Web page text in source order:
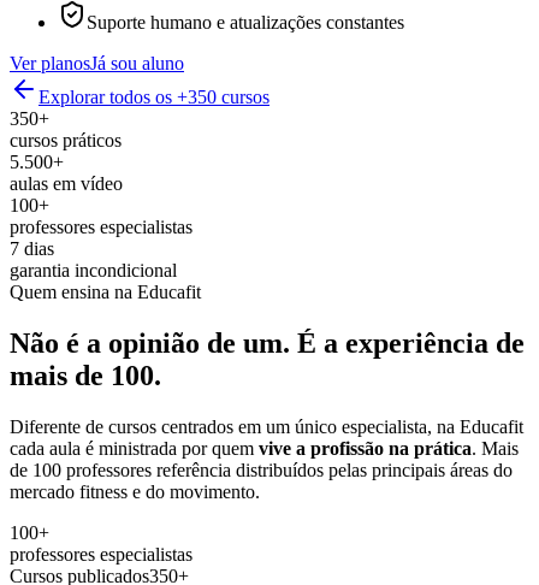
Suporte humano e atualizações constantes
Ver planosJá sou aluno
Explorar todos os +350 cursos
350+
cursos práticos
5.500+
aulas em vídeo
100+
professores especialistas
7 dias
garantia incondicional
Quem ensina na Educafit
Não é a opinião de um. É a experiência de
mais de 100.
Diferente de cursos centrados em um único especialista, na Educafit
cada aula é ministrada por quem vive a profissão na prática. Mais
de 100 professores referência distribuídos pelas principais áreas do
mercado fitness e do movimento.
100+
professores especialistas
Cursos publicados350+